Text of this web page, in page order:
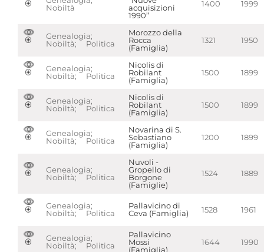
Nobiltà
acquisizioni
1990”
1400 1999
Genealogia;
Nobiltà; Politica
Morozzo della
Rocca
(Famiglia)
1321 1950
Genealogia;
Nobiltà; Politica
Nicolis di
Robilant
(Famiglia)
1500 1899
Genealogia;
Nobiltà; Politica
Nicolis di
Robilant
(Famiglia)
1500 1899
Genealogia;
Nobiltà; Politica
Novarina di S.
Sebastiano
(Famiglia)
1200 1899
Genealogia;
Nobiltà; Politica
Nuvoli -
Gropello di
Borgone
(Famiglie)
1524 1889
Genealogia;
Nobiltà; Politica
Pallavicino di
Ceva (Famiglia)
1528 1961
Genealogia;
Nobiltà; Politica
Pallavicino
Mossi
(Famiglia)
1644 1990